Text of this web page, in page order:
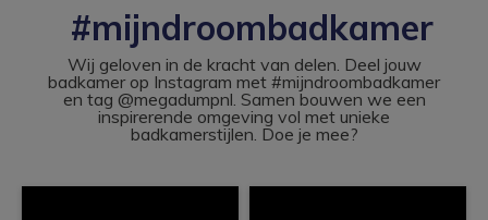
#mijndroombadkamer
Wij geloven in de kracht van delen. Deel jouw
badkamer op Instagram met #mijndroombadkamer
en tag @megadumpnl. Samen bouwen we een
inspirerende omgeving vol met unieke
badkamerstijlen. Doe je mee?